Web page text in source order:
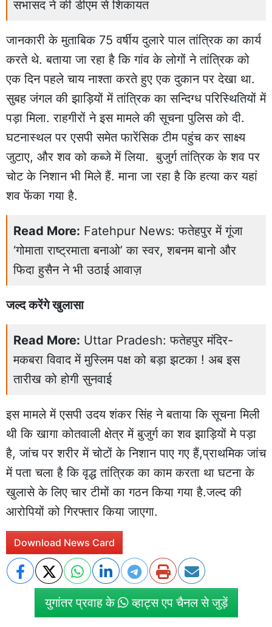
सभासद ने की डीएम से शिकायत
जानकारी के मुताबिक 75 वर्षीय दुलारे पाल तांत्रिक का कार्य
करते थे. बताया जा रहा है कि गांव के लोगों ने तांत्रिक को
एक दिन पहले चाय नाश्ता करते हुए एक दुकान पर देखा था.
सुबह जंगल की झाड़ियों में तांत्रिक का सन्दिग्ध परिस्थितियों में
पड़ा मिला. राहगीरों ने इस मामले की सूचना पुलिस को दी.
घटनास्थल पर एसपी समेत फारेंसिक टीम पहुंच कर साक्ष्य
जुटाए, और शव को कब्जे में लिया. बुजुर्ग तांत्रिक के शव पर
चोट के निशान भी मिले हैं. माना जा रहा है कि हत्या कर यहां
शव फेंका गया है.
Read More: Fatehpur News: फतेहपुर में गूंजा
‘गोमाता राष्ट्रमाता बनाओ’ का स्वर, शबनम बानो और
फिदा हुसैन ने भी उठाई आवाज़
जल्द करेंगे खुलासा
Read More: Uttar Pradesh: फतेहपुर मंदिर-
मकबरा विवाद में मुस्लिम पक्ष को बड़ा झटका ! अब इस
तारीख को होगी सुनवाई
इस मामले में एसपी उदय शंकर सिंह ने बताया कि सूचना मिली
थी कि खागा कोतवाली क्षेत्र में बुजुर्ग का शव झाड़ियों मे पड़ा
है, जांच पर शरीर में चोटों के निशान पाए गए हैं,प्राथमिक जांच
में पता चला है कि वृद्ध तांत्रिक का काम करता था घटना के
खुलासे के लिए चार टीमों का गठन किया गया है.जल्द की
आरोपियों को गिरफ्तार किया जाएगा.
Download News Card
युगांतर प्रवाह के व्हाट्स एप चैनल से जुड़ें